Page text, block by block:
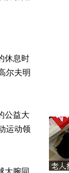
休息时
尔夫明
公益大
运动领